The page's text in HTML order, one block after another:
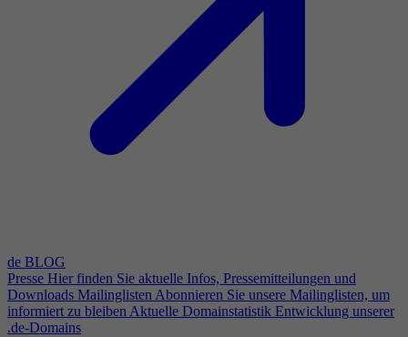
de BLOG
Presse Hier finden Sie aktuelle Infos, Pressemitteilungen und
Downloads Mailinglisten Abonnieren Sie unsere Mailinglisten, um
informiert zu bleiben Aktuelle Domainstatistik Entwicklung unserer
.de-Domains